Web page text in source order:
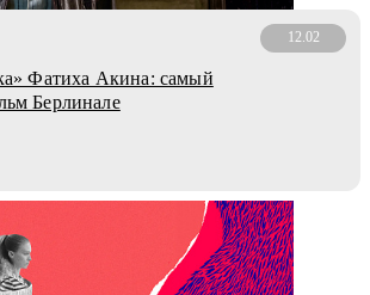
12.02
Фатиха Акина: самый
Берлинале